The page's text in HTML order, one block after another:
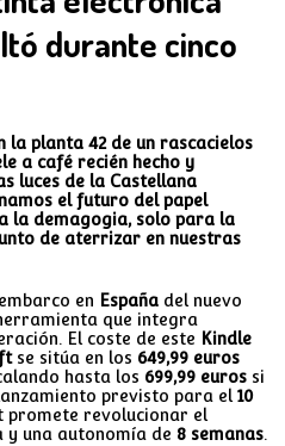
durante cinco
la planta 42 de un rascacielos
a café recién hecho y
luces de la Castellana
el futuro del papel
la demagogia, solo para la
de aterrizar en nuestras
en España del nuevo
que integra
El coste de este Kindle
se sitúa en los 649,99 euros
hasta los 699,99 euros si
previsto para el10
promete revolucionar el
y una autonomía de 8 semanas.